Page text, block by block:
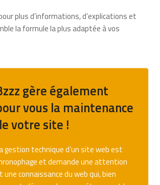
plus d’informations, d’explications et
la formule la plus adaptée à vos
gère également
vous la maintenance
votre site !
gestion technique d’un site web est
et demande une attention
une connaissance du web qui, bien